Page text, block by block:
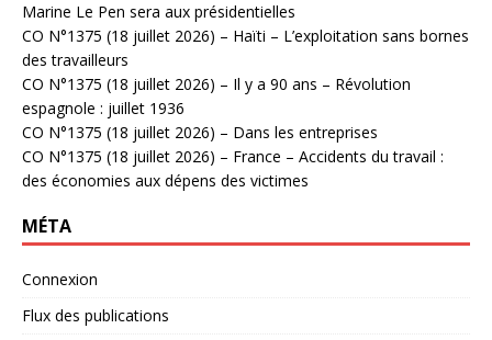
Marine Le Pen sera aux présidentielles
CO N°1375 (18 juillet 2026) – Haïti – L’exploitation sans bornes
des travailleurs
CO N°1375 (18 juillet 2026) – Il y a 90 ans – Révolution
espagnole : juillet 1936
CO N°1375 (18 juillet 2026) – Dans les entreprises
CO N°1375 (18 juillet 2026) – France – Accidents du travail :
des économies aux dépens des victimes
MÉTA
Connexion
Flux des publications